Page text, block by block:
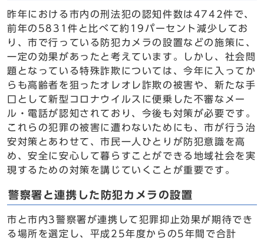
昨年における市内の刑法犯の認知件数は4742件で、
前年の5831件と比べて約19パーセント減少してお
り、市で行っている防犯カメラの設置などの施策に、
一定の効果があったと考えています。しかし、社会問
題となっている特殊詐欺については、今年に入ってか
らも高齢者を狙ったオレオレ詐欺の被害や、新たな手
口として新型コロナウイルスに便乗した不審なメー
ル・電話が認知されており、今後も対策が必要です。
これらの犯罪の被害に遭わないためにも、市が行う治
安対策とあわせて、市民一人ひとりが防犯意識を高
め、安全に安心して暮らすことができる地域社会を実
現するための対策を講じていくことが重要です。
警察署と連携した防犯カメラの設置
市と市内3警察署が連携して犯罪抑止効果が期待でき
る場所を選定し、平成25年度からの5年間で合計